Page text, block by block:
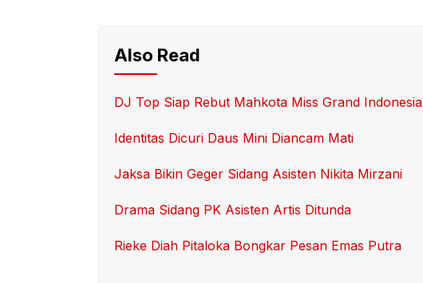
Also Read
DJ Top Siap Rebut Mahkota Miss Grand Indonesia
Identitas Dicuri Daus Mini Diancam Mati
Jaksa Bikin Geger Sidang Asisten Nikita Mirzani
Drama Sidang PK Asisten Artis Ditunda
Rieke Diah Pitaloka Bongkar Pesan Emas Putra